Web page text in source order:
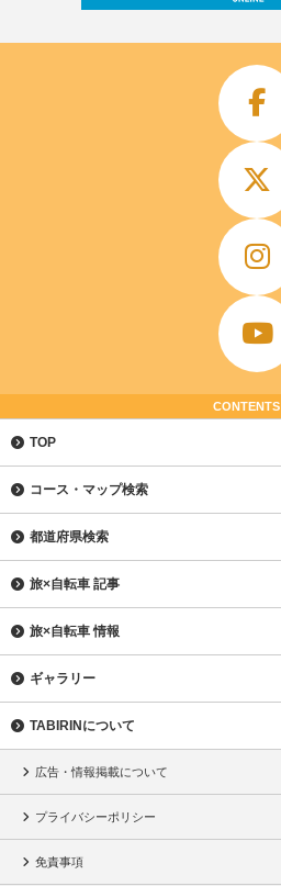
CONTENTS
TOP
コース・マップ検索
都道府県検索
旅×自転車 記事
旅×自転車 情報
ギャラリー
TABIRINについて
広告・情報掲載について
プライバシーポリシー
免責事項